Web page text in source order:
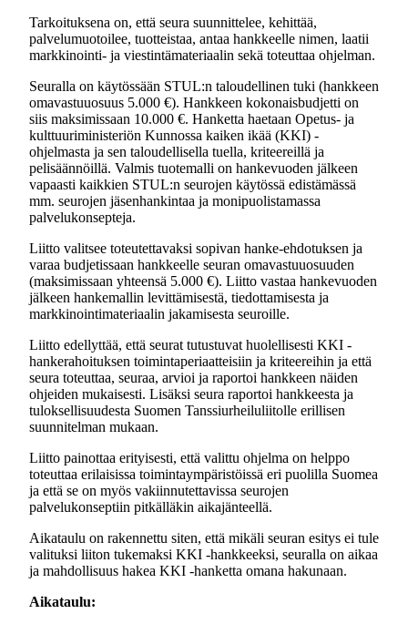
Tarkoituksena on, että seura suunnittelee, kehittää,
palvelumuotoilee, tuotteistaa, antaa hankkeelle nimen, laatii
markkinointi- ja viestintämateriaalin sekä toteuttaa ohjelman.
Seuralla on käytössään STUL:n taloudellinen tuki (hankkeen
omavastuuosuus 5.000 €). Hankkeen kokonaisbudjetti on
siis maksimissaan 10.000 €. Hanketta haetaan Opetus- ja
kulttuuriministeriön Kunnossa kaiken ikää (KKI) -
ohjelmasta ja sen taloudellisella tuella, kriteereillä ja
pelisäännöillä. Valmis tuotemalli on hankevuoden jälkeen
vapaasti kaikkien STUL:n seurojen käytössä edistämässä
mm. seurojen jäsenhankintaa ja monipuolistamassa
palvelukonsepteja.
Liitto valitsee toteutettavaksi sopivan hanke-ehdotuksen ja
varaa budjetissaan hankkeelle seuran omavastuuosuuden
(maksimissaan yhteensä 5.000 €). Liitto vastaa hankevuoden
jälkeen hankemallin levittämisestä, tiedottamisesta ja
markkinointimateriaalin jakamisesta seuroille.
Liitto edellyttää, että seurat tutustuvat huolellisesti KKI -
hankerahoituksen toimintaperiaatteisiin ja kriteereihin ja että
seura toteuttaa, seuraa, arvioi ja raportoi hankkeen näiden
ohjeiden mukaisesti. Lisäksi seura raportoi hankkeesta ja
tuloksellisuudesta Suomen Tanssiurheiluliitolle erillisen
suunnitelman mukaan.
Liitto painottaa erityisesti, että valittu ohjelma on helppo
toteuttaa erilaisissa toimintaympäristöissä eri puolilla Suomea
ja että se on myös vakiinnutettavissa seurojen
palvelukonseptiin pitkälläkin aikajänteellä.
Aikataulu on rakennettu siten, että mikäli seuran esitys ei tule
valituksi liiton tukemaksi KKI -hankkeeksi, seuralla on aikaa
ja mahdollisuus hakea KKI -hanketta omana hakunaan.
Aikataulu: